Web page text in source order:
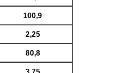
100,9
2,25
80,8